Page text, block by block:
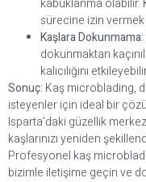
sürecine izin
Kaşlara Dokunmama:
dokunmaktan
kalıcılığını
Sonuç: Kaş microblading,
isteyenler için ideal bir
Isparta’daki güzellik
kaşlarınızı yeniden
Profesyonel kaş
bizimle iletişime geçin ve